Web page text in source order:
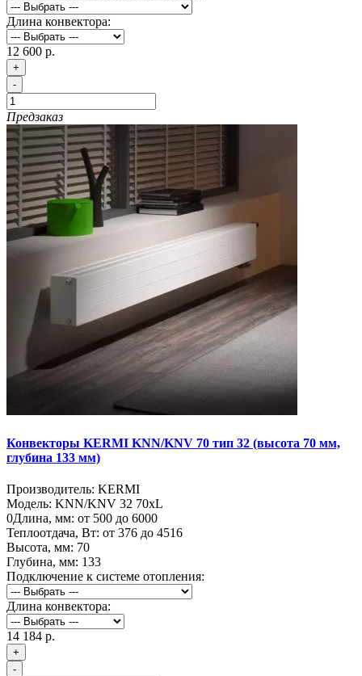
Длина конвектора:
12 600 р.
+
-
Предзаказ
Конвекторы KERMI KNN/KNV 70 тип 32 (высота 70 мм,
глубина 133 мм)
Производитель: KERMI
Модель: KNN/KNV 32 70хL
0Длина, мм: от 500 до 6000
Теплоотдача, Вт: от 376 до 4516
Высота, мм: 70
Глубина, мм: 133
Подключение к системе отопления:
Длина конвектора:
14 184 р.
+
-